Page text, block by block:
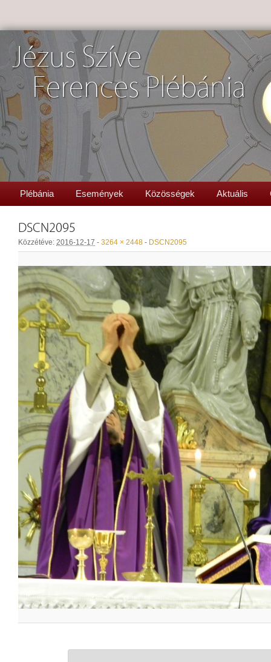
Jézus Szíve
Ferences Plébánia
Plébánia Események Közösségek Aktuális
DSCN2095
Közzétéve: 2016-12-17 - 3264 × 2448 - DSCN2095